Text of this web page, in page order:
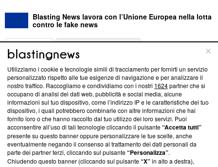
Blasting News lavora con l’Unione Europea nella lotta
contro le fake news
ABOUT
Questa sezione offre informazioni trasparenti su Blasting
News, sui nostri processi editoriali e su come ci impegniamo a
creare news di qualità. Inoltre, afferma la nostra aderenza a
‘Trust Project - News with Integrity’Blasting News non è
ancora membro del programma, ma ha richiesto di farne
parte; Trust Project non ha ancora effettuato una verifica di
conformità agli standard.
Su di noi
Utilizziamo i cookie e tecnologie simili di tracciamento per fornirti un servizio
personalizzato rispetto alle tue esigenze di navigazione e per analizzare il
nostro traffico. Raccogliamo e condividiamo con i nostri 1624partner che si
occupano di analisi dei dati web, pubblicità e social media, alcune
informazioni sul tuo dispositivo, come l’indirizzo IP e le caratteristiche del tuo
dispositivo, i quali potrebbero combinarle con altre informazioni che hai
fornito loro o che hanno raccolto dal tuo utilizzo dei loro servizi. Puoi
acconsentire all’uso di tali tecnologie cliccando il pulsante“Accetta tutti”
presente su questo banner oppure personalizzare le tue scelte, anche
eventualmente negando il consenso al trattamento dei dati personali da
parte dei partner terzi, cliccando sul pulsante“Personalizza”.
Chiudendo questo banner (cliccando sul pulsante“X”in alto a destra),